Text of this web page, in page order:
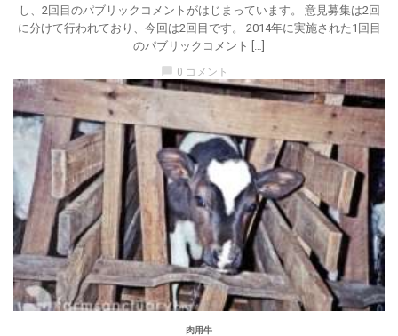
し、2回目のパブリックコメントがはじまっています。 意見募集は2回
に分けて行われており、今回は2回目です。 2014年に実施された1回目
のパブリックコメント […]
chat_bubble 0 コメント
肉用牛